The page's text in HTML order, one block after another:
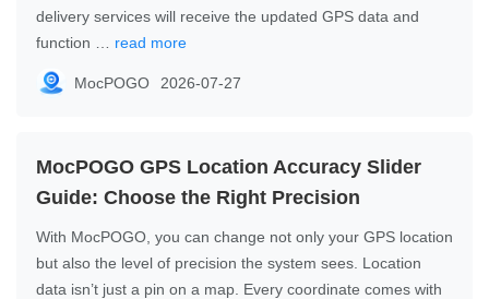
delivery services will receive the updated GPS data and
function … read more
MocPOGO 2026-07-27
MocPOGO GPS Location Accuracy Slider
Guide: Choose the Right Precision
With MocPOGO, you can change not only your GPS location
but also the level of precision the system sees. Location
data isn’t just a pin on a map. Every coordinate comes with